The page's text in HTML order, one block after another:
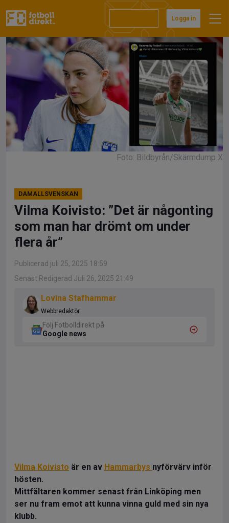
till
Logga in
Foto: Bildbyrån/Skärmdump X
DAMALLSVENSKAN
Vilma Koivisto: ”Det är någonting
som man har drömt om under
flera år”
Publicerad juli 25, 2025 18:59
Senast Redigerad Juli 26, 2025 21:49
Lovina Stafhammar
Webbredaktör
Följ Fotbolldirekt på
Google news
Vilma Koivisto är en av Hammarbys nyförvärv inför
hösten.
Mittfältaren kommer senast från Linköping men
ser nu fram emot att kunna vinna guld med sin nya
klubb.